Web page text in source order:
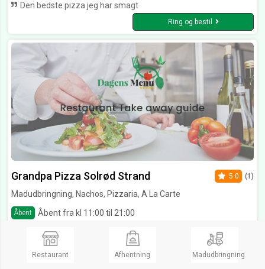
Den bedste pizza jeg har smagt
Ring og bestil
Grandpa Pizza Solrød Strand
Madudbringning, Nachos, Pizzaria, A La Carte
Åbent Åbent fra kl 11:00 til 21:00
5.0 (1)
Fredensbovej 2,
2680 Solrød Strand
Der er besdte pizzeria i byen
Restaurant Afhentning Madudbringning